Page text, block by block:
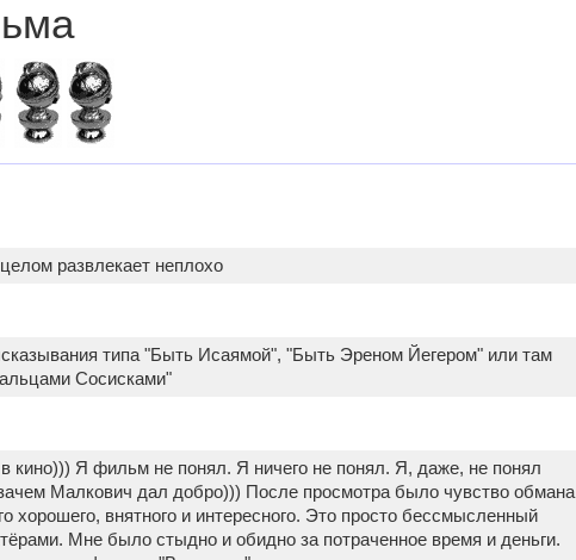
развлекает неплохо
типа "Быть Исаямой", "Быть Эреном Йегером" или там
Сосисками"
кино))) Я фильм не понял. Я ничего не понял. Я, даже, не понял
Малкович дал добро))) После просмотра было чувство обмана
хорошего, внятного и интересного. Это просто бессмысленный
Мне было стыдно и обидно за потраченное время и деньги.